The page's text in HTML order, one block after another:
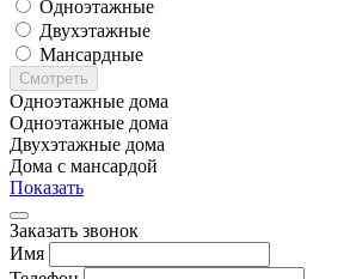
Одноэтажные
Двухэтажные
Мансардные
Смотреть
Одноэтажные дома
Одноэтажные дома
Двухэтажные дома
Дома с мансардой
Показать
Заказать звонок
Имя